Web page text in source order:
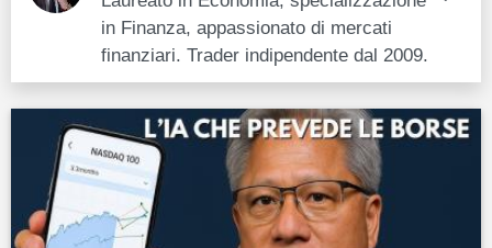
in Finanza, appassionato di mercati
finanziari. Trader indipendente dal 2009.